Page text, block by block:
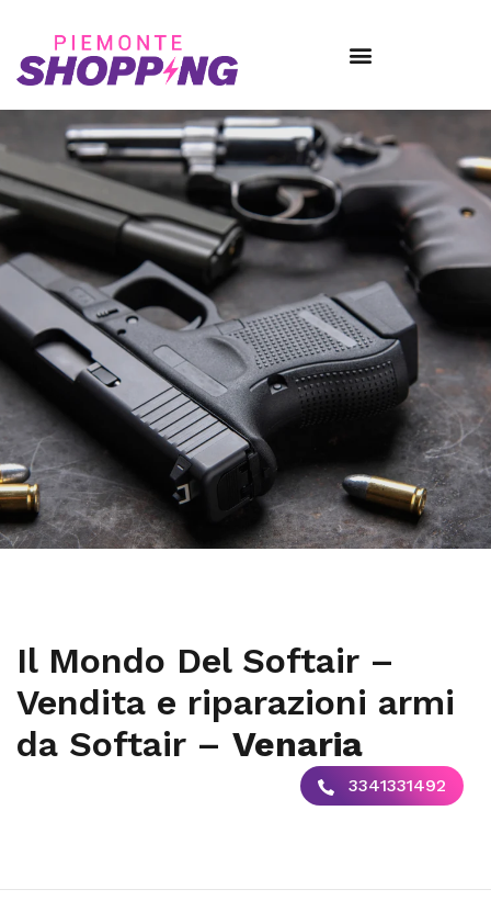
Il Mondo Del Softair –
Vendita e riparazioni armi
da Softair – Venaria
3341331492